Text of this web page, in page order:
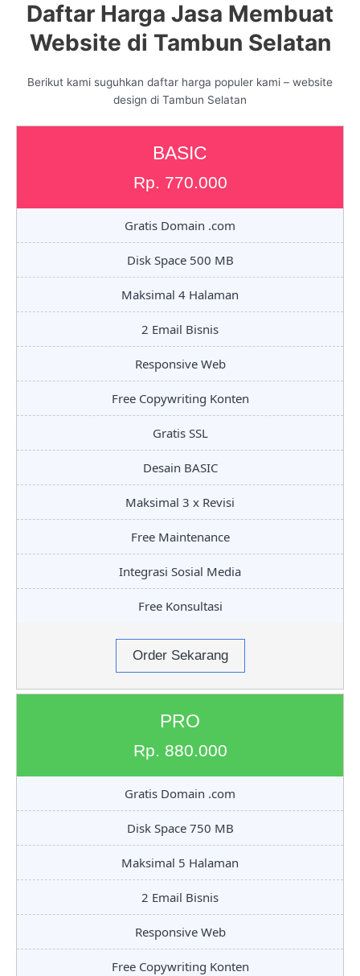
Daftar Harga Jasa Membuat
Website di Tambun Selatan
Berikut kami suguhkan daftar harga populer kami – website
design di Tambun Selatan
BASIC
Rp. 770.000
Gratis Domain .com
Disk Space 500 MB
Maksimal 4 Halaman
2 Email Bisnis
Responsive Web
Free Copywriting Konten
Gratis SSL
Desain BASIC
Maksimal 3 x Revisi
Free Maintenance
Integrasi Sosial Media
Free Konsultasi
Order Sekarang
PRO
Rp. 880.000
Gratis Domain .com
Disk Space 750 MB
Maksimal 5 Halaman
2 Email Bisnis
Responsive Web
Free Copywriting Konten